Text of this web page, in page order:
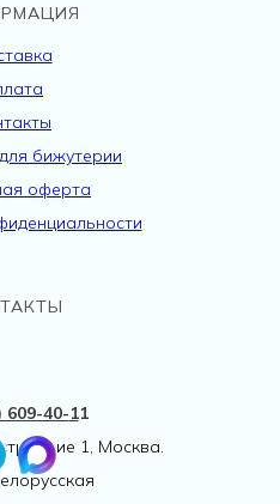
бижутерии
оферта
609-40-11
1, Москва.